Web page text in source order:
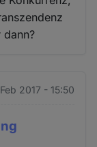
dann?
2017 - 15:50